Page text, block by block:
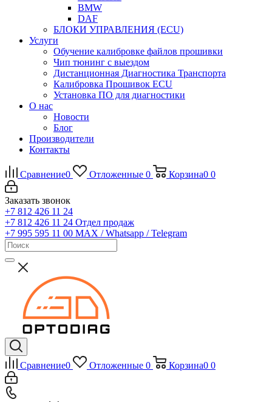
BMW
DAF
БЛОКИ УПРАВЛЕНИЯ (ECU)
Услуги
Обучение калибровке файлов прошивки
Чип тюнинг с выездом
Дистанционная Диагностика Транспорта
Калибровка Прошивок ECU
Установка ПО для диагностики
О нас
Новости
Блог
Производители
Контакты
Сравнение0 Отложенные 0 Корзина0 0
Заказать звонок
+7 812 426 11 24
+7 812 426 11 24 Отдел продаж
+7 995 595 11 00 MAX / Whatsapp / Telegram
Сравнение0 Отложенные 0 Корзина0 0